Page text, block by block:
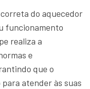
correta do aquecedor
funcionamento
realiza a
e
que o
atender às suas